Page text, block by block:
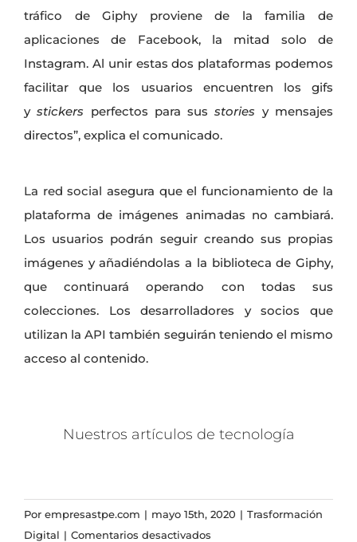
tráfico de Giphy proviene de la familia de
aplicaciones de Facebook, la mitad solo de
Instagram. Al unir estas dos plataformas podemos
facilitar que los usuarios encuentren los gifs
ystickers perfectos para susstories y mensajes
directos”, explica el comunicado.
La red social asegura que el funcionamiento de la
plataforma de imágenes animadas no cambiará.
Los usuarios podrán seguir creando sus propias
imágenes y añadiéndolas a la biblioteca de Giphy,
que continuará operando con todas sus
colecciones. Los desarrolladores y socios que
utilizan laAPI también seguirán teniendo el mismo
acceso al contenido.
Nuestros artículos de tecnología
Por empresastpe.com | mayo 15th, 2020 | Trasformación
Digital | Comentarios desactivados